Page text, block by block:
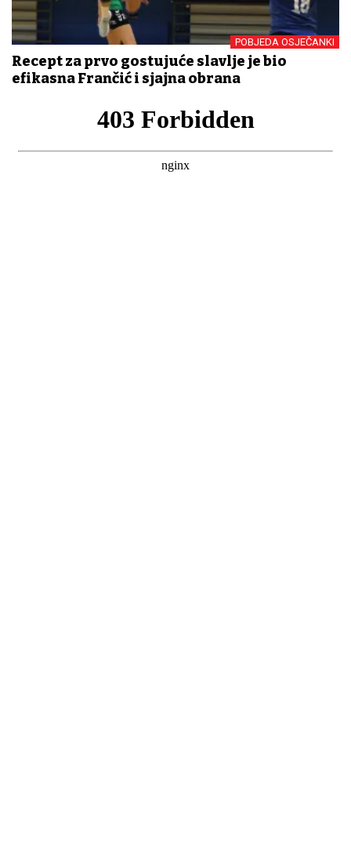
POBJEDA OSJEČANKI
Recept za prvo gostujuće slavlje je bio
efikasna Frančić i sjajna obrana